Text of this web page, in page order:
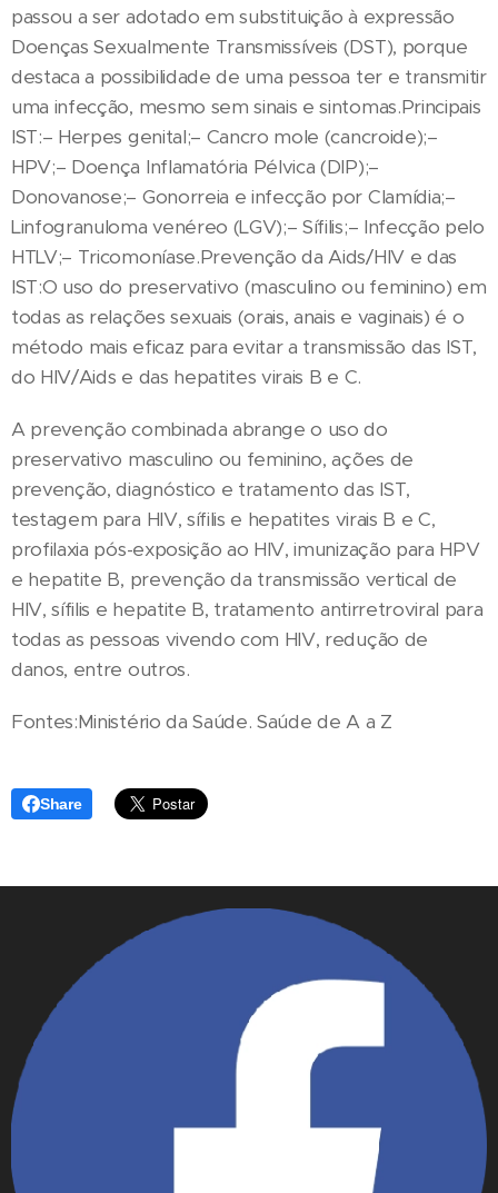
passou a ser adotado em substituição à expressão
Doenças Sexualmente Transmissíveis (DST), porque
destaca a possibilidade de uma pessoa ter e transmitir
uma infecção, mesmo sem sinais e sintomas.Principais
IST:– Herpes genital;– Cancro mole (cancroide);–
HPV;– Doença Inflamatória Pélvica (DIP);–
Donovanose;– Gonorreia e infecção por Clamídia;–
Linfogranuloma venéreo (LGV);– Sífilis;– Infecção pelo
HTLV;– Tricomoníase.Prevenção da Aids/HIV e das
IST:O uso do preservativo (masculino ou feminino) em
todas as relações sexuais (orais, anais e vaginais) é o
método mais eficaz para evitar a transmissão das IST,
do HIV/Aids e das hepatites virais B e C.
A prevenção combinada abrange o uso do
preservativo masculino ou feminino, ações de
prevenção, diagnóstico e tratamento das IST,
testagem para HIV, sífilis e hepatites virais B e C,
profilaxia pós-exposição ao HIV, imunização para HPV
e hepatite B, prevenção da transmissão vertical de
HIV, sífilis e hepatite B, tratamento antirretroviral para
todas as pessoas vivendo com HIV, redução de
danos, entre outros.
Fontes:Ministério da Saúde. Saúde de A a Z
Share